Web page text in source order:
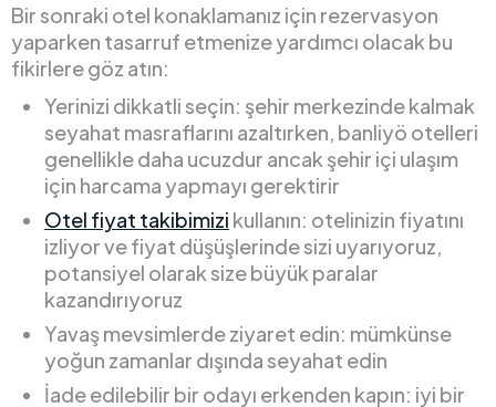
Bir sonraki otel konaklamanız için rezervasyon
yaparken tasarruf etmenize yardımcı olacak bu
fikirlere göz atın:
Yerinizi dikkatli seçin: şehir merkezinde kalmak
seyahat masraflarını azaltırken, banliyö otelleri
genellikle daha ucuzdur ancak şehir içi ulaşım
için harcama yapmayı gerektirir
Otel fiyat takibimizi kullanın: otelinizin fiyatını
izliyor ve fiyat düşüşlerinde sizi uyarıyoruz,
potansiyel olarak size büyük paralar
kazandırıyoruz
Yavaş mevsimlerde ziyaret edin: mümkünse
yoğun zamanlar dışında seyahat edin
İade edilebilir bir odayı erkenden kapın: iyi bir